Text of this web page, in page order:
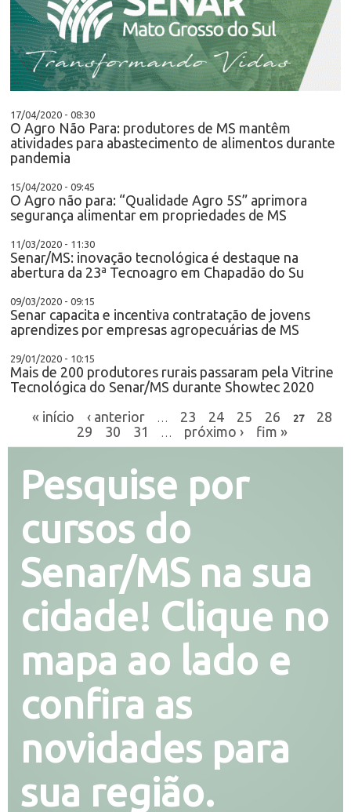
17/04/2020 - 08:30
O Agro Não Para: produtores de MS mantêm
atividades para abastecimento de alimentos durante
pandemia
15/04/2020 - 09:45
O Agro não para: “Qualidade Agro 5S” aprimora
segurança alimentar em propriedades de MS
11/03/2020 - 11:30
Senar/MS: inovação tecnológica é destaque na
abertura da 23ª Tecnoagro em Chapadão do Su
09/03/2020 - 09:15
Senar capacita e incentiva contratação de jovens
aprendizes por empresas agropecuárias de MS
29/01/2020 - 10:15
Mais de 200 produtores rurais passaram pela Vitrine
Tecnológica do Senar/MS durante Showtec 2020
« início
‹ anterior 23 24 25 26 27
28
29
30 31 próximo › fim »
Pesquise por
cursos do
Senar/MS na sua
cidade! Clique no
mapa ao lado e
confira as
novidades para
sua região.